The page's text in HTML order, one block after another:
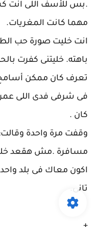
.بس للأسف اللى انت
مهما كانت المغريات.
انت خليت صورة حب
باهته. خليتنى كفرت
تعرف كان ممكن
فى شرفى فدى اللى
كان .
وقفت مرة واحدة
مسافرة .مش هقعد
اكون معاك فى بلد
تانى.